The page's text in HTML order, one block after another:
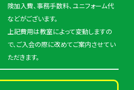
険加入費、事務手数料、ユニフォーム代
などがございます。
上記費用は教室によって変動しますの
で、ご入会の際に改めてご案内させてい
ただきます。